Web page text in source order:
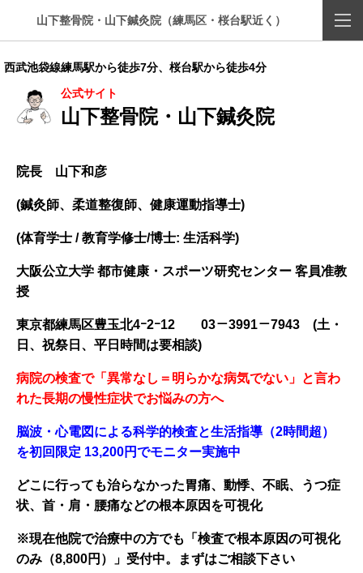
山下整骨院・山下鍼灸院（練馬区・桜台駅近く）
西武池袋線練馬駅から徒歩7分、桜台駅から徒歩4分
公式サイト
山下整骨院・山下鍼灸院
院長 山下和彦
(鍼灸師、柔道整復師、健康運動指導士)
(体育学士 / 教育学修士/博士: 生活科学)
大阪公立大学 都市健康・スポーツ研究センター 客員准教
授
東京都練馬区豊玉北4ｰ2ｰ12
03－3991－7943 (土・
日、祝祭日、平日時間は要相談)
病院の検査で「異常なし＝明らかな病気でない」と言わ
れた長期の慢性症状でお悩みの方へ
脳波・心電図による科学的検査と生活指導（2時間超）
を初回限定 13,200円でモニター実施中
どこに行っても治らなかった胃痛、動悸、不眠、うつ症
状、 首・肩・腰痛などの根本原因を可視化
※現在他院で治療中の方でも「検査で根本原因の可視化
のみ（8,800円）」受付中。まずはご相談下さい